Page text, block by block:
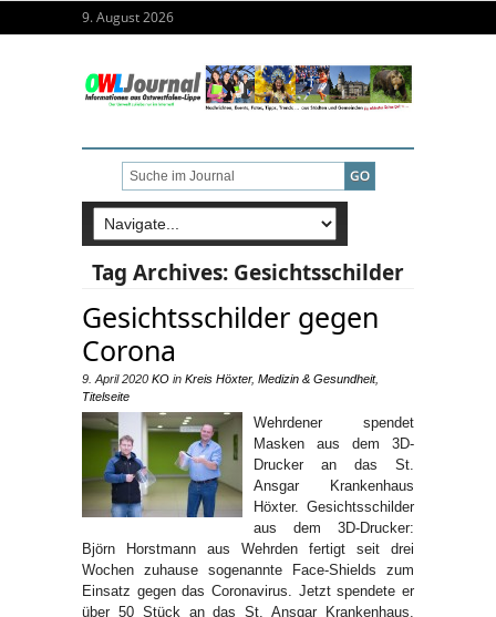
9. August 2026
Tag Archives: Gesichtsschilder
Gesichtsschilder gegen
Corona
9. April 2020 KO in Kreis Höxter, Medizin & Gesundheit,
Titelseite
Wehrdener spendet
Masken aus dem 3D-
Drucker an das St.
Ansgar Krankenhaus
Höxter. Gesichtsschilder
aus dem 3D-Drucker:
Björn Horstmann aus Wehrden fertigt seit drei
Wochen zuhause sogenannte Face-Shields zum
Einsatz gegen das Coronavirus. Jetzt spendete er
über 50 Stück an das St. Ansgar Krankenhaus.